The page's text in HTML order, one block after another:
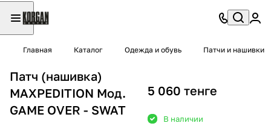
Главная Каталог Одежда и обувь Патчи и нашивки
Патч (нашивка)
MAXPEDITION Мод.
GAME OVER - SWAT
5 060 тенге
В наличии